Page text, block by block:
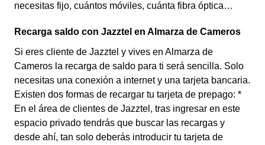
necesitas fijo, cuántos móviles, cuánta fibra óptica…
Recarga saldo con Jazztel en Almarza de Cameros
Si eres cliente de Jazztel y vives en Almarza de
Cameros la recarga de saldo para ti será sencilla. Solo
necesitas una conexión a internet y una tarjeta bancaria.
Existen dos formas de recargar tu tarjeta de prepago: *
En el área de clientes de Jazztel, tras ingresar en este
espacio privado tendrás que buscar las recargas y
desde ahí, tan solo deberás introducir tu tarjeta de